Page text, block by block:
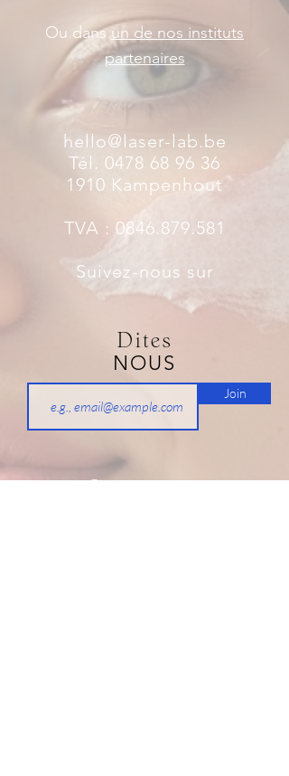
Ou dansun de nos instituts
partenaires
hello@laser-lab.be
Tél. 0478 68 96 36
1910 Kampenhout
TVA : 0846.879.581
Suivez-nous sur
Dites
NOUS
Join